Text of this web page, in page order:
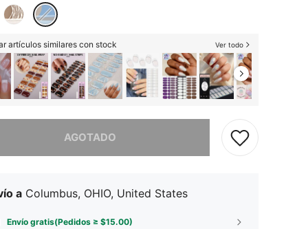
artículos similares con stock Ver todo
AGOTADO
este producto está agotado.
a Columbus, OHIO, United States
Envío gratis(Pedidos ≥ $15.00)